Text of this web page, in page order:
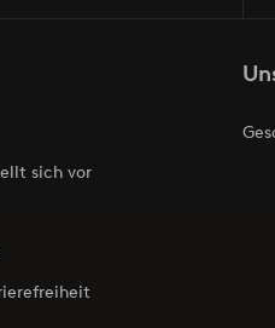
sich vor